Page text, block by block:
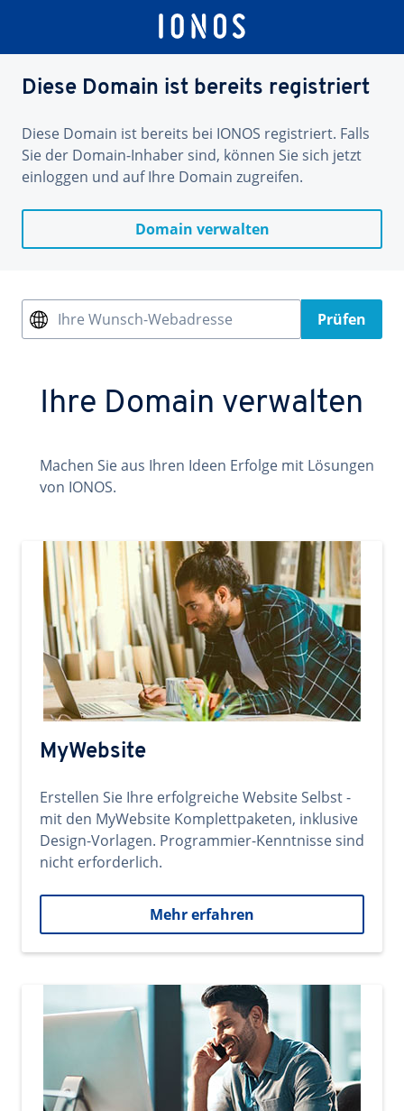
Diese Domain ist bereits registriert
Diese Domain ist bereits bei IONOS registriert. Falls
Sie der Domain-Inhaber sind, können Sie sich jetzt
einloggen und auf Ihre Domain zugreifen.
Domain verwalten
Ihre Wunsch-Webadresse Prüfen
Ihre Domain verwalten
Machen Sie aus Ihren Ideen Erfolge mit Lösungen
von IONOS.
MyWebsite
Erstellen Sie Ihre erfolgreiche Website Selbst -
mit den MyWebsite Komplettpaketen, inklusive
Design-Vorlagen. Programmier-Kenntnisse sind
nicht erforderlich.
Mehr erfahren